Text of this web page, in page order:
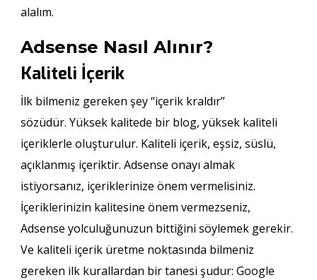
alalım.
Adsense Nasıl Alınır?
Kaliteli İçerik
İlk bilmeniz gereken şey “içerik kraldır”
sözüdür. Yüksek kalitede bir blog, yüksek kaliteli
içeriklerle oluşturulur. Kaliteli içerik, eşsiz, süslü,
açıklanmış içeriktir. Adsense onayı almak
istiyorsanız, içeriklerinize önem vermelisiniz.
İçeriklerinizin kalitesine önem vermezseniz,
Adsense yolculuğunuzun bittiğini söylemek gerekir.
Ve kaliteli içerik üretme noktasında bilmeniz
gereken ilk kurallardan bir tanesi şudur: Google